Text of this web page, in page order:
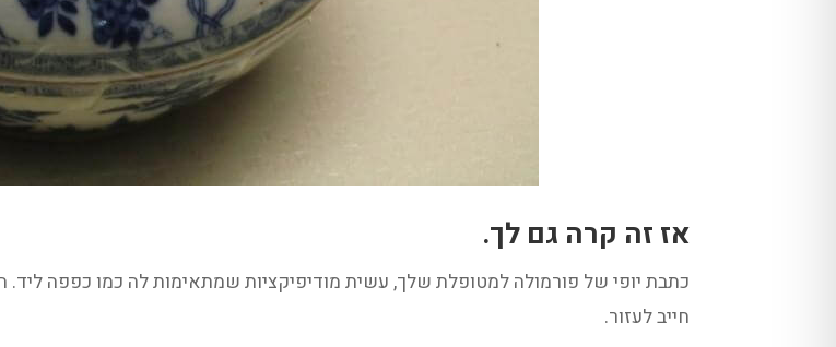
אז זה קרה גם לך.
כתבת יופי של פורמולה למטופלת שלך, עשית מודיפיקציות שמתאימות לה כמו כפפה
חייב לעזור.